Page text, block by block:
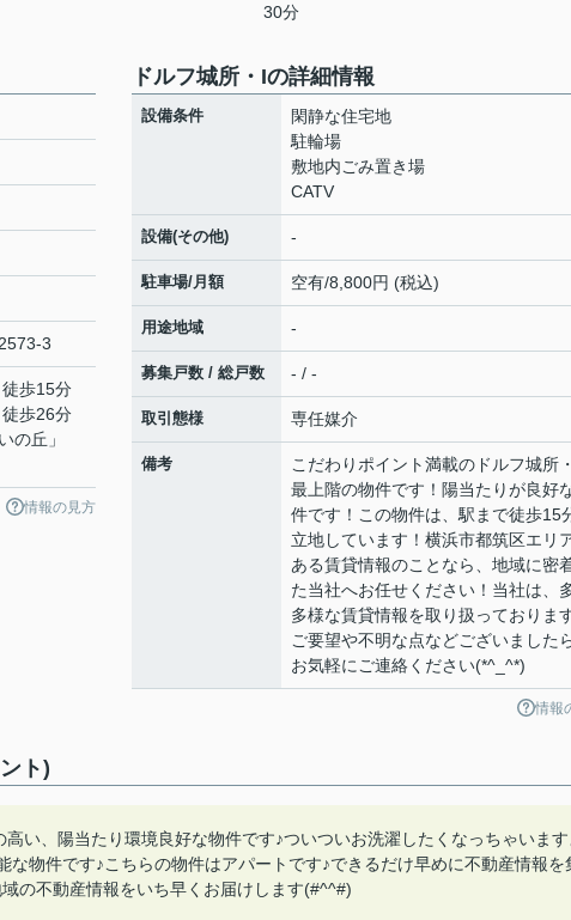
30分
2573-3
徒歩15分
徒歩26分
の丘 」
情報の見方
ドルフ城所・Iの詳細情報
設備条件
閑静な住宅地
駐輪場
敷地内ごみ置き場
CATV
設備(その他) -
駐車場/月額 空有/8,800円 (税込)
用途地域 -
募集戸数 / 総戸数 - / -
取引態様 専任媒介
備考
こだわりポイント満載のドルフ城所
最上階の物件です！陽当たりが良好
件です！この物件は、駅まで徒歩15
立地しています！横浜市都筑区エリ
ある賃貸情報のことなら、地域に密
た当社へお任せください！当社は、
多様な賃貸情報を取り扱っておりま
ご要望や不明な点などございましたら
お気軽にご連絡ください(*^_^*)
情報
ト)
い、陽当たり環境良好な物件です♪ついついお洗濯したくなっちゃいます
な物件です♪こちらの物件はアパートです♪できるだけ早めに不動産情報を
の不動産情報をいち早くお届けします(#^^#)